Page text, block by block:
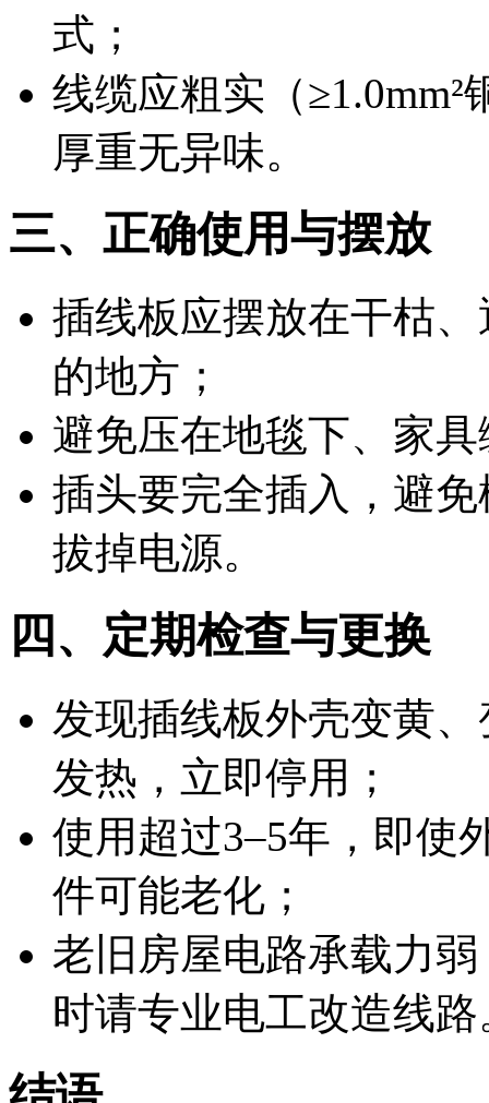
式；
线缆应粗实（
厚重无异味。
三、正确使用与摆放
插线板应摆放在干枯
的地方；
避免压在地毯下、家
插头要完全插入，避
拔掉电源。
四、定期检查与更换
发现插线板外壳变黄
发热，立即停用；
使用超过3–5年，即使
件可能老化；
老旧房屋电路承载力
时请专业电工改造线路